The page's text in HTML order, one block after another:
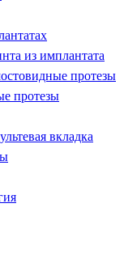
из имплантата
протезы
протезы
вкладка